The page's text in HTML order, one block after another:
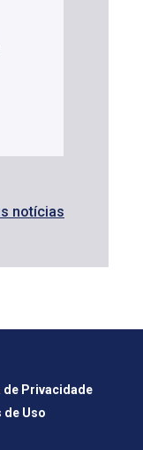
notícias
de Privacidade
de Uso